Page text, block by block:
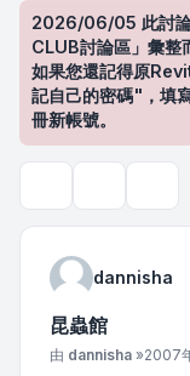
2026/06/05 此討論
CLUB討論區」彙整
如果您還記得原
記自己的密碼"，填
冊新帳號。
dannisha
昆蟲館
文章
由 dannisha »2007